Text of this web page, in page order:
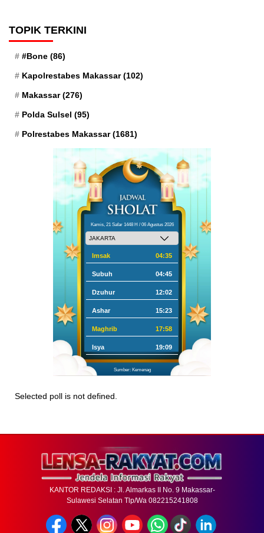
TOPIK TERKINI
#Bone (86)
Kapolrestabes Makassar(102)
Makassar(276)
Polda Sulsel (95)
Polrestabes Makassar(1681)
Kamis, 21 Safar 1448 H / 06 Agustus 2026
Imsak 04:35
Subuh 04:45
Dzuhur 12:02
Ashar 15:23
Maghrib 17:58
Isya 19:09
Sumber: Kemenag
Selected poll is not defined.
KANTOR REDAKSI : Jl. Almarkas II No. 9 Makassar-
Sulawesi Selatan Tlp/Wa 082215241808